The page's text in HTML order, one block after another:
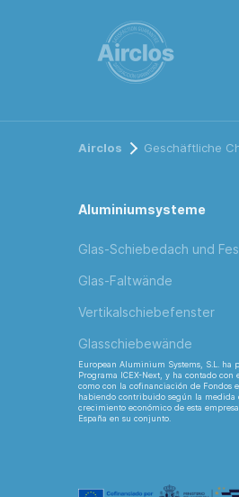
Airclos Geschäftliche
Aluminiumsysteme
Glas-Schiebedach und
Glas-Faltwände
Vertikalschiebefenster
Glasschiebewände
European Aluminium Systems, S.L. ha
Programa ICEX-Next, y ha contado con
como con la cofinanciación de Fondos
habiendo contribuido según la medida
crecimiento económico de esta
España en su conjunto.